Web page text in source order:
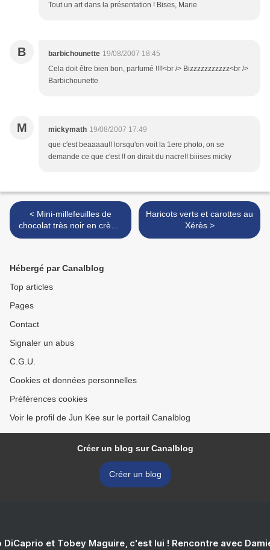
Tout un art dans la présentation ! Bises, Marie
B barbichounette 19/08/2007 18:45
Cela doit être bien bon, parfumé !!!!<br /> Bizzzzzzzzzzz<br />
Barbichounette
M mickymath 19/08/2007 17:49
que c'est beaaaau!! lorsqu'on voit la 1ere photo, on se
demande ce que c'est !! on dirait du nacre!! biiises micky
< Mini-millefeuilles de
chocolat très noir en crème
de melon
Haricots verts et carottes au
Xérès >
Hébergé par Canalblog
Top articles
Pages
Contact
Signaler un abus
C.G.U.
Cookies et données personnelles
Préférences cookies
Voir le profil de Jun Kee sur le portail Canalblog
Créer un blog sur Canalblog
Créer un blog
DiCaprio et Tobey Maguire, c'est lui ! Rencontre avec